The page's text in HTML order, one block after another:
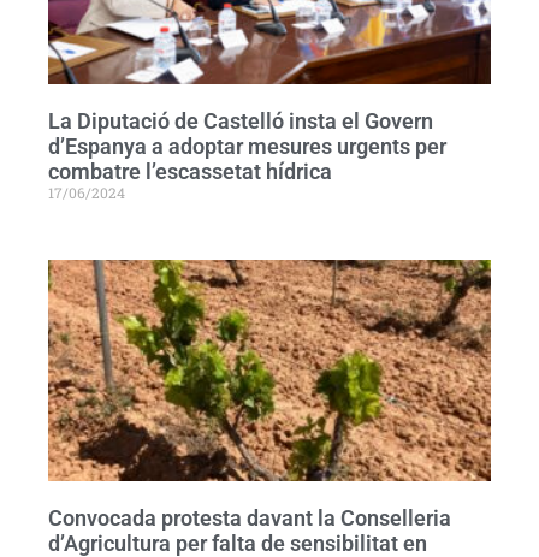
La Diputació de Castelló insta el Govern
d’Espanya a adoptar mesures urgents per
combatre l’escassetat hídrica
17/06/2024
Convocada protesta davant la Conselleria
d’Agricultura per falta de sensibilitat en